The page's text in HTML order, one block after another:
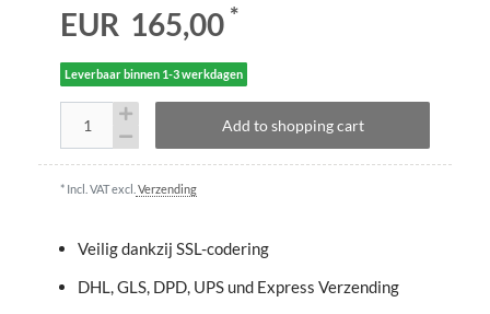
EUR 165,00 *
Leverbaar binnen 1-3 werkdagen
Add to shopping cart
* Incl. VAT excl. Verzending
Veilig dankzij SSL-codering
DHL, GLS, DPD, UPS und Express Verzending